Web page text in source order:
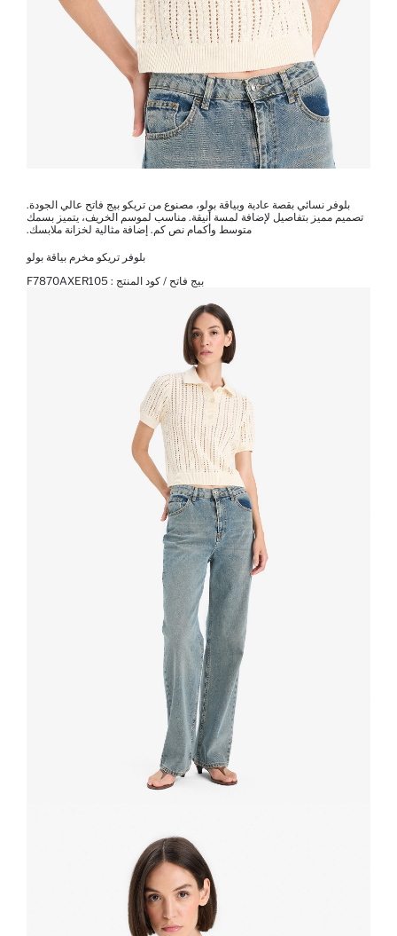
بلوفر نسائي بقصة عادية وبياقة بولو، مصنوع من تريكو بيج فاتح عالي الجودة.
تصميم مميز بتفاصيل لإضافة لمسة أنيقة. مناسب لموسم الخريف، يتميز بسمك
متوسط ​​وأكمام نص كم. إضافة مثالية لخزانة ملابسك.
بلوفر تريكو مخرم بياقة بولو
بيج فاتح / كود المنتج : F7870AXER105